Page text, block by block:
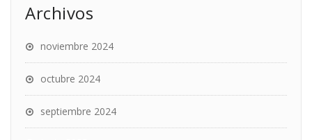
Archivos
noviembre 2024
octubre 2024
septiembre 2024